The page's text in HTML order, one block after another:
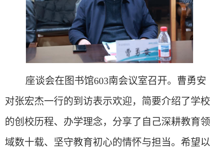
座谈会在图书馆603南会议室召开。曹勇安
对张宏杰一行的到访表示欢迎，简要介绍了学校
的创校历程、办学理念，分享了自己深耕教育领
域数十载、坚守教育初心的情怀与担当。希望以